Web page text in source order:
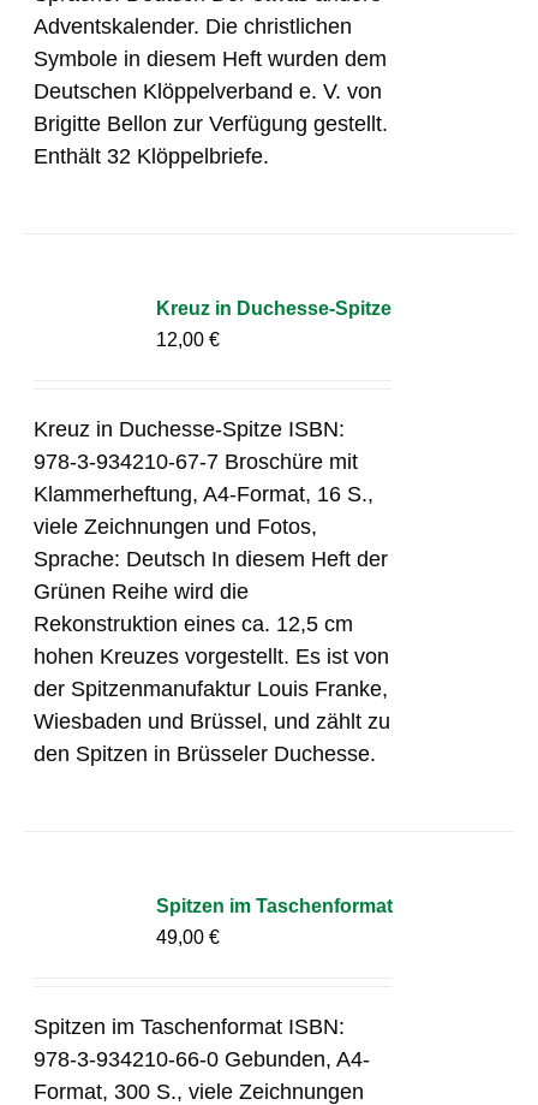
Adventskalender. Die christlichen
Symbole in diesem Heft wurden dem
Deutschen Klöppelverband e. V. von
Brigitte Bellon zur Verfügung gestellt.
Enthält 32 Klöppelbriefe.
Kreuz in Duchesse-Spitze
12,00€
Kreuz in Duchesse-Spitze ISBN:
978-3-934210-67-7 Broschüre mit
Klammerheftung, A4-Format, 16 S.,
viele Zeichnungen und Fotos,
Sprache: Deutsch In diesem Heft der
Grünen Reihe wird die
Rekonstruktion eines ca. 12,5 cm
hohen Kreuzes vorgestellt. Es ist von
der Spitzenmanufaktur Louis Franke,
Wiesbaden und Brüssel, und zählt zu
den Spitzen in Brüsseler Duchesse.
Spitzen im Taschenformat
49,00€
Spitzen im Taschenformat ISBN:
978-3-934210-66-0 Gebunden, A4-
Format, 300 S., viele Zeichnungen